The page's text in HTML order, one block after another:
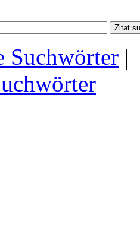
Suchwörter |